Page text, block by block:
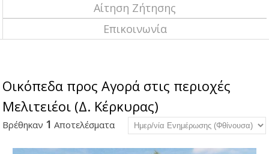
Αίτηση Ζήτησης
Επικοινωνία
Οικόπεδα προς Αγορά στις περιοχές
Μελιτειέοι (Δ. Κέρκυρας)
Βρέθηκαν 1 Αποτελέσματα